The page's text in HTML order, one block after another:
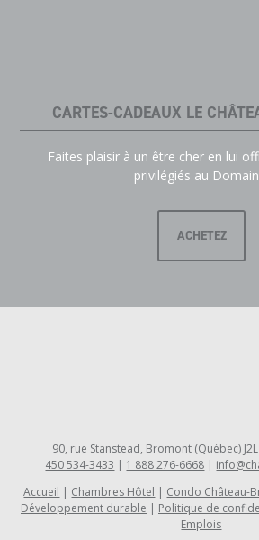
CARTES-CADEAUX LE
Faites plaisir à un être cher en lui
privilégiés au
ACHETEZ
90, rue Stanstead, Bromont (Québec)
450 534-3433 | 1 888 276-6668 |
Accueil
Chambres Hôtel Condo Château-
Développement durable
Politique de
Emplois